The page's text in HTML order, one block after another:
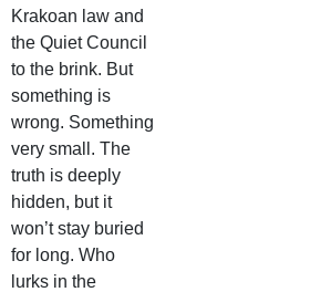
Krakoan law and
the Quiet Council
to the brink. But
something is
wrong. Something
very small. The
truth is deeply
hidden, but it
won’t stay buried
for long. Who
lurks in the